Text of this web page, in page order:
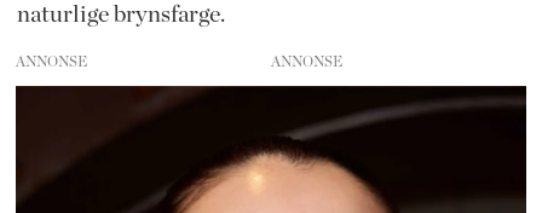
naturlige brynsfarge.
ANNONSE